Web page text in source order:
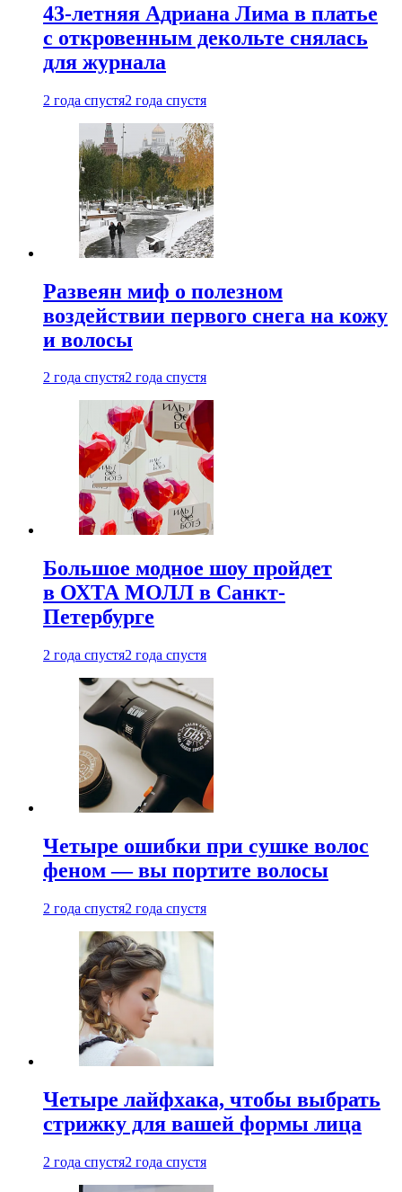
43-летняя Адриана Лима в платье
с откровенным декольте снялась
для журнала
2 года спустя2 года спустя
Развеян миф о полезном
воздействии первого снега на кожу
и волосы
2 года спустя2 года спустя
Большое модное шоу пройдет
в ОХТА МОЛЛ в Санкт-
Петербурге
2 года спустя2 года спустя
Четыре ошибки при сушке волос
феном — вы портите волосы
2 года спустя2 года спустя
Четыре лайфхака, чтобы выбрать
стрижку для вашей формы лица
2 года спустя2 года спустя